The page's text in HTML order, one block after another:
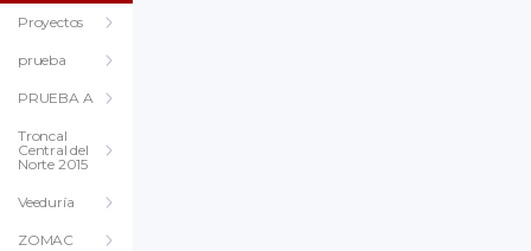
Proyectos
prueba
PRUEBA A
Troncal
Central del
Norte 2015
Veeduría
ZOMAC